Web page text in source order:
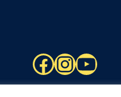
Facebook